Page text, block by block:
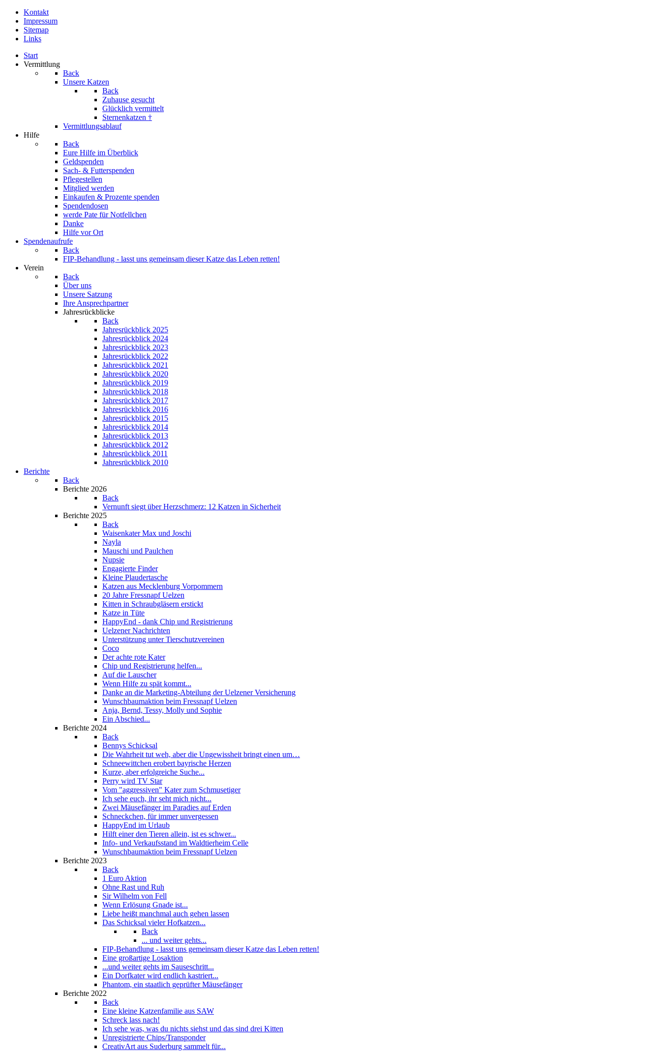
Kontakt
Impressum
Sitemap
Links
Start
Vermittlung
Back
Unsere Katzen
Back
Zuhause gesucht
Glücklich vermittelt
Sternenkatzen †
Vermittlungsablauf
Hilfe
Back
Eure Hilfe im Überblick
Geldspenden
Sach- & Futterspenden
Pflegestellen
Mitglied werden
Einkaufen & Prozente spenden
Spendendosen
werde Pate für Notfellchen
Danke
Hilfe vor Ort
Spendenaufrufe
Back
FIP-Behandlung - lasst uns gemeinsam dieser Katze das Leben retten!
Verein
Back
Über uns
Unsere Satzung
Ihre Ansprechpartner
Jahresrückblicke
Back
Jahresrückblick 2025
Jahresrückblick 2024
Jahresrückblick 2023
Jahresrückblick 2022
Jahresrückblick 2021
Jahresrückblick 2020
Jahresrückblick 2019
Jahresrückblick 2018
Jahresrückblick 2017
Jahresrückblick 2016
Jahresrückblick 2015
Jahresrückblick 2014
Jahresrückblick 2013
Jahresrückblick 2012
Jahresrückblick 2011
Jahresrückblick 2010
Berichte
Back
Berichte 2026
Back
Vernunft siegt über Herzschmerz: 12 Katzen in Sicherheit
Berichte 2025
Back
Waisenkater Max und Joschi
Nayla
Mauschi und Paulchen
Nupsie
Engagierte Finder
Kleine Plaudertasche
Katzen aus Mecklenburg Vorpommern
20 Jahre Fressnapf Uelzen
Kitten in Schraubgläsern erstickt
Katze in Tüte
HappyEnd - dank Chip und Registrierung
Uelzener Nachrichten
Unterstützung unter Tierschutzvereinen
Coco
Der achte rote Kater
Chip und Registrierung helfen...
Auf die Lauscher
Wenn Hilfe zu spät kommt...
Danke an die Marketing-Abteilung der Uelzener Versicherung
Wunschbaumaktion beim Fressnapf Uelzen
Anja, Bernd, Tessy, Molly und Sophie
Ein Abschied...
Berichte 2024
Back
Bennys Schicksal
Die Wahrheit tut weh, aber die Ungewissheit bringt einen um…
Schneewittchen erobert bayrische Herzen
Kurze, aber erfolgreiche Suche...
Perry wird TV Star
Vom "aggressiven" Kater zum Schmusetiger
Ich sehe euch, ihr seht mich nicht...
Zwei Mäusefänger im Paradies auf Erden
Schneckchen, für immer unvergessen
HappyEnd im Urlaub
Hilft einer den Tieren allein, ist es schwer...
Info- und Verkaufsstand im Waldtierheim Celle
Wunschbaumaktion beim Fressnapf Uelzen
Berichte 2023
Back
1 Euro Aktion
Ohne Rast und Ruh
Sir Wilhelm von Fell
Wenn Erlösung Gnade ist...
Liebe heißt manchmal auch gehen lassen
Das Schicksal vieler Hofkatzen...
Back
... und weiter gehts...
FIP-Behandlung - lasst uns gemeinsam dieser Katze das Leben retten!
Eine großartige Losaktion
...und weiter gehts im Sauseschritt...
Ein Dorfkater wird endlich kastriert...
Phantom, ein staatlich geprüfter Mäusefänger
Berichte 2022
Back
Eine kleine Katzenfamilie aus SAW
Schreck lass nach!
Ich sehe was, was du nichts siehst und das sind drei Kitten
Unregistrierte Chips/Transponder
CreativArt aus Suderburg sammelt für...